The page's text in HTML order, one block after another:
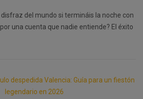
disfraz del mundo si termináis la noche con
una cuenta que nadie entiende? El éxito